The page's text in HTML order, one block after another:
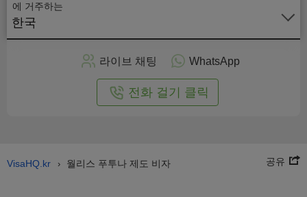
에 거주하는
한국
온
라
인
라이브 채팅 WhatsApp
전화 걸기 클릭
VisaHQ.kr › 월리스 푸투나 제도 비자 공유